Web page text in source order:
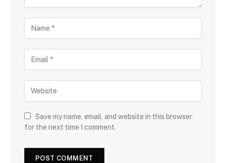
Save my name, email, and website in this browser
for the next time I comment.